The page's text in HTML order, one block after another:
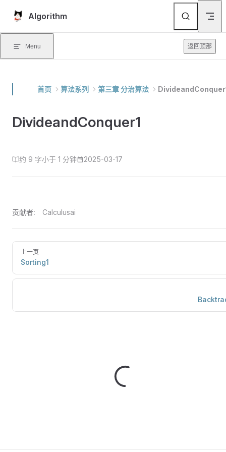
Skip to content
Algorithm
Menu 返回顶部
首页 算法系列 第三章 分治算法
DivideandConquer1
约 9 字小于 1 分钟 2025-03-17
贡献者: Calculusai
上一页
Sorting1